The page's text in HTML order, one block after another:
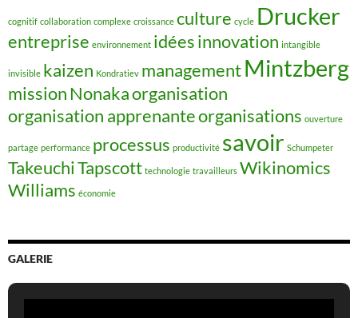
cognitif collaboration complexe croissance culture cycle Drucker
entreprise environnement idéesinnovation intangible
invisible kaizen Kondratiev managementMintzberg
mission Nonakaorganisation
organisation apprenanteorganisations ouverture
partage performance processus productivité savoir Schumpeter
TakeuchiTapscott technologie travailleurs Wikinomics
Williams économie
GALERIE